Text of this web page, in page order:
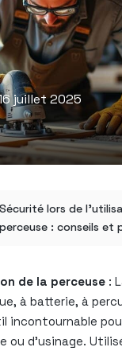
juillet 2025
Sécurité lors de
perceuse : conseils et
de la perceuse :
à batterie, à
incontournable
ou d’usinage.